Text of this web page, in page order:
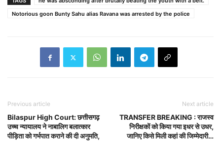
Notorious goon Bunty Sahu alias Ravana was arrested by the police
Previous article
Bilaspur High Court: छत्तीसगढ़
उच्च न्यायालय ने नाबालिग बलात्कार
पीड़िता को गर्भपात कराने की दी अनुमति,
Next article
TRANSFER BREAKING : राजस्व
निरीक्षकों को किया गया इधर से उधर,
जानिए किसे मिली कहां की जिम्मेदारी…